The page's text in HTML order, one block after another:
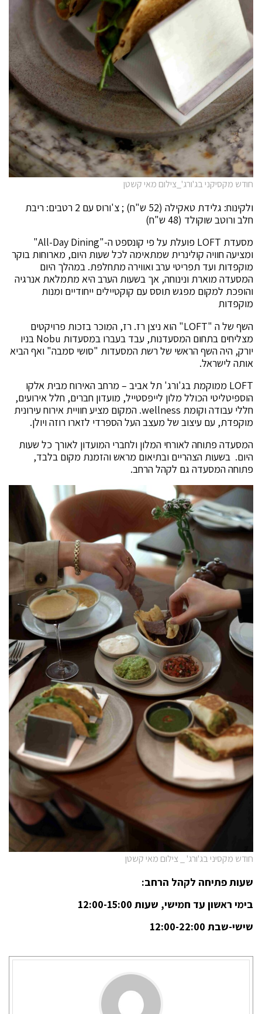
חודש מקסיקני בג'ורג'_צילום מאי קשטן
ולקינוח: גלידת טאקילה (52 ש"ח) ; צ'ורוס עם 2 רטבים: ריבת
חלב ורוטב שוקולד (48 ש"ח)
מסעדת LOFT פועלת על פי קונספט ה-"All-Day Dining"
ומציעה חוויה קולינרית שמתאימה לכל שעות היום, מארוחות בוקר
מוקפדות ועד תפריטי ערב ואווירה מתחלפת. במהלך היום
המסעדה מוארת ונינוחה, אך בשעות הערב היא מתמלאת אנרגיה
והופכת למקום מפגש תוסס עם קוקטיילים ייחודיים ומנות
מוקפדות
השף של ה "LOFT" הוא ניצן רז. רז, המוכר בזכות פרויקטים
מצליחים בתחום המסעדנות, עבד בעברו במסעדות Nobu בניו
יורק, היה השף הראשי של רשת המסעדות "סושי סמבה" ואף הביא
אותה לישראל.
LOFT ממוקמת בג'ורג' תל אביב – מרחב האירוח מבית אלקו
הוספיטליטי הכולל מלון לייפסטייל, מועדון חברים, חלל אירועים,
חללי עבודה וקומת wellness. המקום מציע חוויית אירוח עירונית
מוקפדת, עם עיצוב של מעצב העל הספרדי לזארו רוזה ויולן.
המסעדה פתוחה לאורחי המלון ולחברי המועדון לאורך כל שעות
היום. בשעות הצהריים ובתיאום מראש והזמנת מקום בלבד,
פתוחה המסעדה גם לקהל הרחב.
חודש מקסיני בג'ורג' _ צילום מאי קשטן
שעות פתיחה לקהל הרחב:
בימי ראשון עד חמישי, שעות 12:00-15:00
שישי-שבת 12:00-22:00